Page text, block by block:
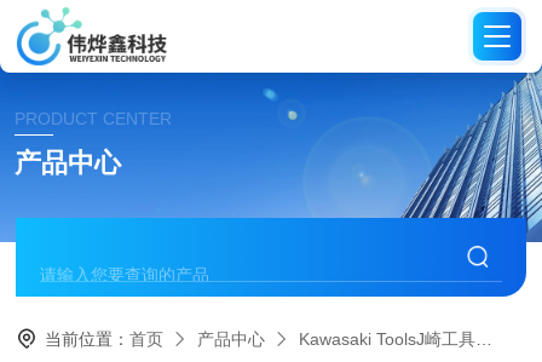
PRODUCT CENTER
产品中心
当前位置：首页 产品中心 Kawasaki ToolsJ崎工具